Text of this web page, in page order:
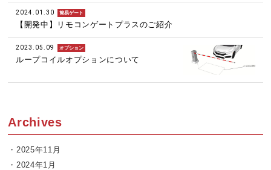
2024.01.30 簡易ゲート
【開発中】リモコンゲートプラスのご紹介
2023.05.09 オプション
ループコイルオプションについて
Archives
2025年11月
2024年1月